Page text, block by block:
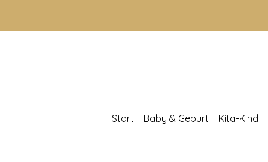
Start Baby & Geburt Kita-Kind